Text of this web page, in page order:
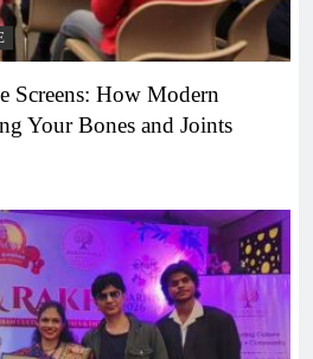
Screens: How Modern
Your Bones and Joints